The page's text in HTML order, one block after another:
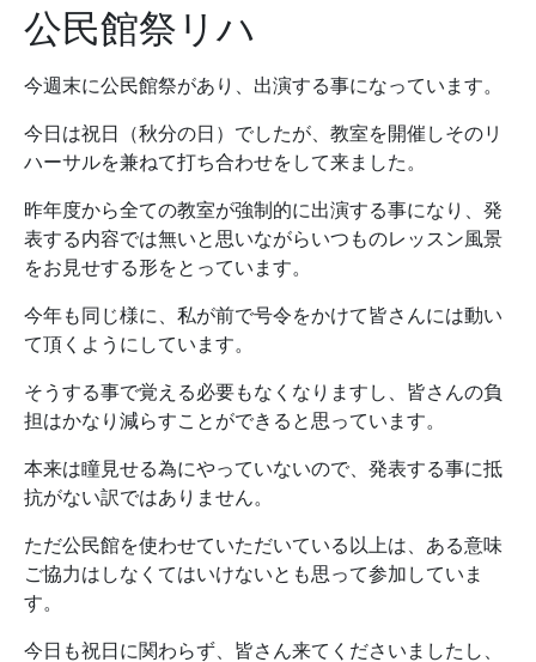
公民館祭リハ
今週末に公民館祭があり、出演する事になっています。
今日は祝日（秋分の日）でしたが、教室を開催しそのリ
ハーサルを兼ねて打ち合わせをして来ました。
昨年度から全ての教室が強制的に出演する事になり、発
表する内容では無いと思いながらいつものレッスン風景
をお見せする形をとっています。
今年も同じ様に、私が前で号令をかけて皆さんには動い
て頂くようにしています。
そうする事で覚える必要もなくなりますし、皆さんの負
担はかなり減らすことができると思っています。
本来は瞳見せる為にやっていないので、発表する事に抵
抗がない訳ではありません。
ただ公民館を使わせていただいている以上は、ある意味
ご協力はしなくてはいけないとも思って参加していま
す。
今日も祝日に関わらず、皆さん来てくださいましたし、